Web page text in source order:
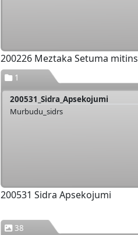
200226 Meztaka Setuma mitins
1
200531_Sidra_Apsekojumi
Murbudu_sidrs
200531 Sidra Apsekojumi
38